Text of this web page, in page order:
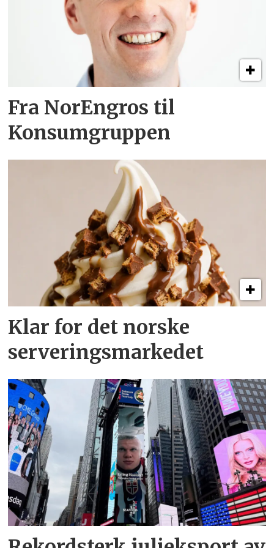
Fra NorEngros til
Konsumgruppen
Klar for det norske
serveringsmarkedet